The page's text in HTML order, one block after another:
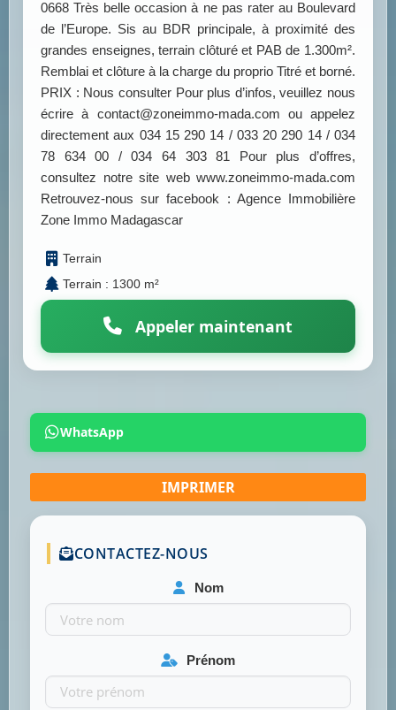
0668 Très belle occasion à ne pas rater au Boulevard
de l’Europe. Sis au BDR principale, à proximité des
grandes enseignes, terrain clôturé et PAB de 1.300m².
Remblai et clôture à la charge du proprio Titré et borné.
PRIX : Nous consulter Pour plus d’infos, veuillez nous
écrire à contact@zoneimmo-mada.com ou appelez
directement aux 034 15 290 14 / 033 20 290 14 / 034
78 634 00 / 034 64 303 81 Pour plus d’offres,
consultez notre site web www.zoneimmo-mada.com
Retrouvez-nous sur facebook : Agence Immobilière
Zone Immo Madagascar
Terrain
Terrain : 1300 m²
Appeler maintenant
WhatsApp
CONTACTEZ-NOUS
Nom
Prénom